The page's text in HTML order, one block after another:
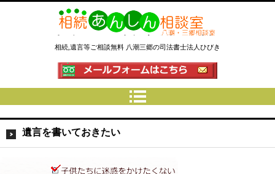
相続あんしん相談室八潮三郷│相
続手続 名義変更 遺言なら埼玉県
の司法書士法人ひびき
相続,遺言等ご相談無料 八潮三郷の司法書士法人ひびき
遺言を書いておきたい